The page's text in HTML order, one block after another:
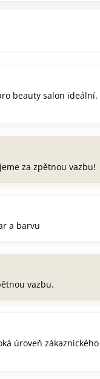
beauty salon
za zpětnou vazbu!
a barvu
vazbu.
úroveň